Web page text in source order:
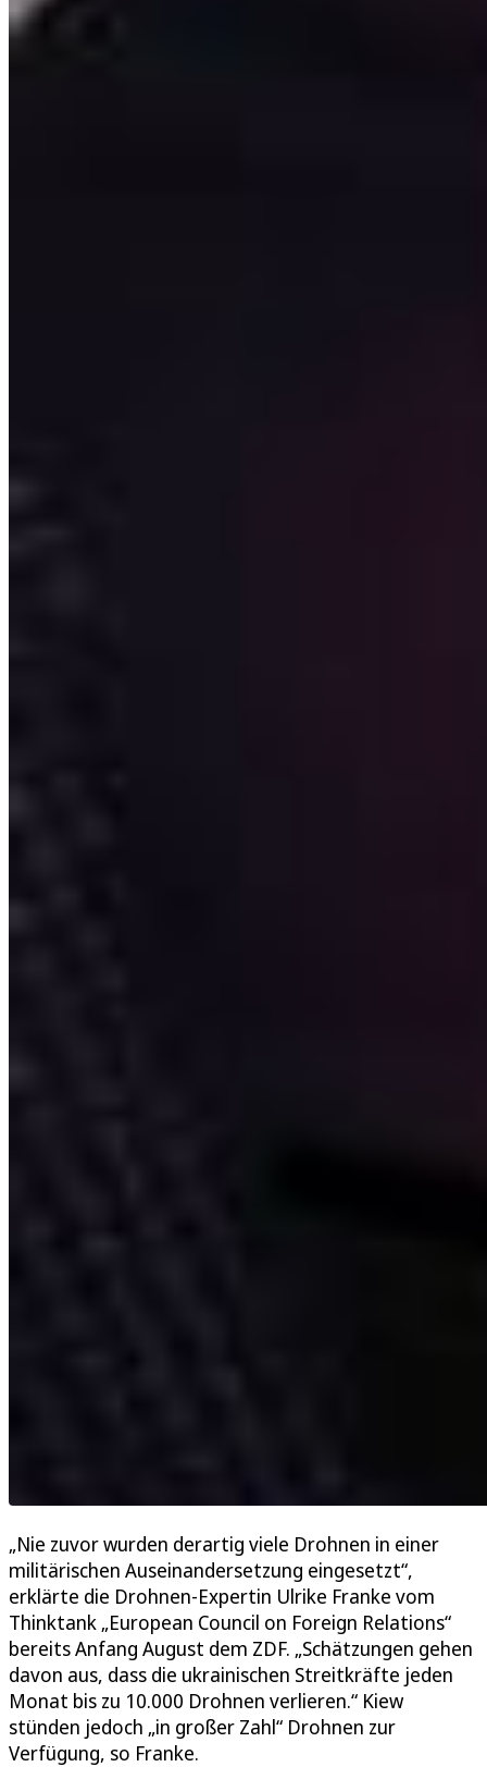
„Nie zuvor wurden derartig viele Drohnen in einer
militärischen Auseinandersetzung eingesetzt“,
erklärte die Drohnen-Expertin Ulrike Franke vom
Thinktank „European Council on Foreign Relations“
bereits Anfang August dem ZDF. „Schätzungen gehen
davon aus, dass die ukrainischen Streitkräfte jeden
Monat bis zu 10.000 Drohnen verlieren.“ Kiew
stünden jedoch „in großer Zahl“ Drohnen zur
Verfügung, so Franke.